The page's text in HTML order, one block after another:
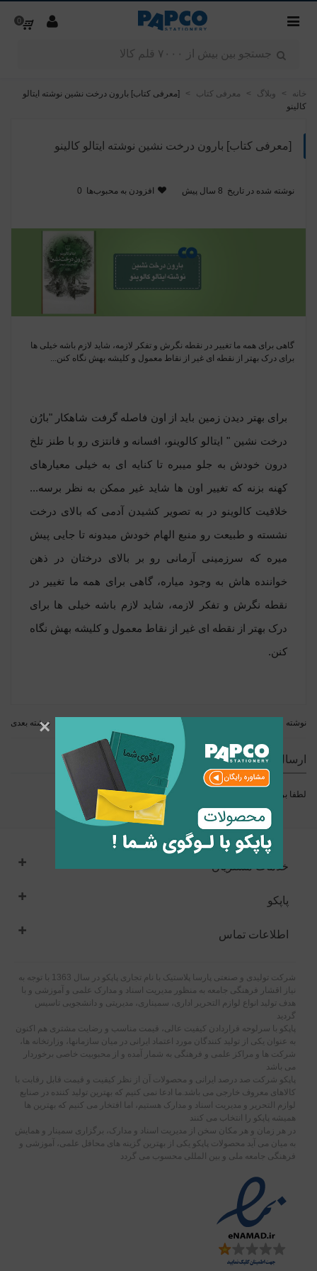
0
خانه > وبلاگ > معرفی کتاب >
[معرفی کتاب] بارون درخت نشین نوشته ایتالو
کالینو
[معرفی کتاب] بارون درخت نشین نوشته ایتالو کالینو
نوشته شده در تاریخ 8 سال پیش افزودن به محبوب‌ها 0
گاهى براى همه ما تغییر در نقطه نگرش و تفکر لازمه، شاید لازم باشه خیلى ها
براى درک بهتر از نقطه اى غیر از نقاط معمول و کلیشه بهش نگاه کنن...
براى بهتر دیدن زمین باید از اون فاصله گرفت ‎شاهکار "بارُن
درخت نشین " ایتالو کالوینو، افسانه و فانتزى رو با طنز تلخ
درون خودش به جلو میبره تا کنایه اى به خیلى معیارهاى
کهنه بزنه که تغییر اون ها شاید غیر ممکن به نظر برسه...
‎خلاقیت کالوینو در به تصویر کشیدن آدمى که بالاى درخت
نشسته و طبیعت رو منبع الهام خودش میدونه تا جایى پیش
میره که سرزمینى آرمانى رو بر بالاى درختان در ذهن
خواننده هاش به وجود میاره، گاهى براى همه ما تغییر در
نقطه نگرش و تفکر لازمه، شاید لازم باشه خیلى ها براى
درک بهتر از نقطه اى غیر از نقاط معمول و کلیشه بهش نگاه
کنن.
نوشته قبلی نوشته بعدی
ارسال نظر
لطفا برای ارسال نظر
خدمات مشتریان
پاپکو
اطلاعات تماس
شرکت تولیدی و صنعتی پارسا پلاستیک با نام تجاری پاپکو در سال 1363 با توجه به
نیاز اقشار فرهنگی جامعه به منظور مدیریت اسناد و مدارک علمی و آموزشی و با
هدف تولید انواع لوازم التحریر اداری، سمیناری، مدیریتی و دانشجویی تاسیس
گردید
پاپکو با سرلوحه قراردادن کیفیت عالی، قیمت مناسب و رضایت مشتری هم اکنون
به عنوان یکی از تولید کنندگان مورد اعتماد ایرانی در میان سازمانها، وزارتخانه ها،
شرکت ها و مراکز علمی و فرهنگی به شمار آمده و از محبوبیت خاصی برخوردار
می باشد
پاپکو شرکت صد درصد ایرانی و محصولات آن از نظر کیفیت و قیمت قابل رقابت با
کالاهای معروف خارجی می باشد.ما ادعا نمی کنیم که بهترین تولید کننده در صنایع
لوازم التحریر و مدیریت اسناد و مدارک هستیم، اما افتخار می کنیم که بهترین ها
همیشه پاپکو را انتخاب می کنند
در هر زمان و هر مکان سخن از مدیریت اسناد و مدارک، برگزاری سمینار و همایش
به میان می آید محصولات پاپکو یکی از بهترین گزینه های محافل علمی، آموزشی و
فرهنگی جامعه ملی و بین المللی محسوب می گردد
×